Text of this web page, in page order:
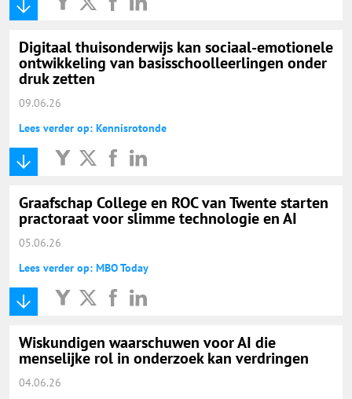
Digitaal thuisonderwijs kan sociaal-emotionele
ontwikkeling van basisschoolleerlingen onder
druk zetten
09.06.26
Lees verder op: Kennisrotonde
Graafschap College en ROC van Twente starten
practoraat voor slimme technologie en AI
05.06.26
Lees verder op: MBO Today
Wiskundigen waarschuwen voor AI die
menselijke rol in onderzoek kan verdringen
04.06.26